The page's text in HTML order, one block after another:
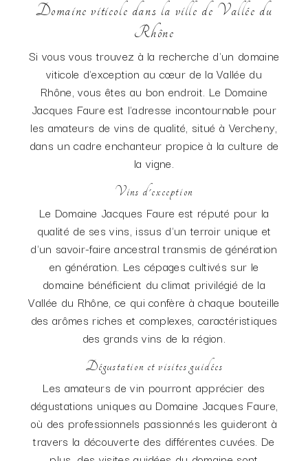
Domaine viticole dans la ville de Vallée du
Rhône
Si vous vous trouvez à la recherche d'un domaine
viticole d'exception au cœur de la Vallée du
Rhône, vous êtes au bon endroit. Le Domaine
Jacques Faure est l'adresse incontournable pour
les amateurs de vins de qualité, situé à Vercheny,
dans un cadre enchanteur propice à la culture de
la vigne.
Vins d'exception
Le Domaine Jacques Faure est réputé pour la
qualité de ses vins, issus d'un terroir unique et
d'un savoir-faire ancestral transmis de génération
en génération. Les cépages cultivés sur le
domaine bénéficient du climat privilégié de la
Vallée du Rhône, ce qui confère à chaque bouteille
des arômes riches et complexes, caractéristiques
des grands vins de la région.
Dégustation et visites guidées
Les amateurs de vin pourront apprécier des
dégustations uniques au Domaine Jacques Faure,
où des professionnels passionnés les guideront à
travers la découverte des différentes cuvées. De